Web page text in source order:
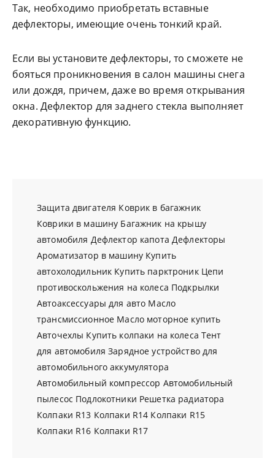
Так, необходимо приобретать вставные
дефлекторы, имеющие очень тонкий край.
Если вы установите дефлекторы, то сможете не
бояться проникновения в салон машины снега
или дождя, причем, даже во время открывания
окна. Дефлектор для заднего стекла выполняет
декоративную функцию.
Защита двигателя Коврик в багажник
Коврики в машину Багажник на крышу
автомобиля Дефлектор капота Дефлекторы
Ароматизатор в машину Купить
автохолодильник Купить парктроник Цепи
противоскольжения на колеса Подкрылки
Автоаксессуары для авто Масло
трансмиссионное Масло моторное купить
Авточехлы Купить колпаки на колеса Тент
для автомобиля Зарядное устройство для
автомобильного аккумулятора
Автомобильный компрессор Автомобильный
пылесос Подлокотники Решетка радиатора
Колпаки R13 Колпаки R14 Колпаки R15
Колпаки R16 Колпаки R17